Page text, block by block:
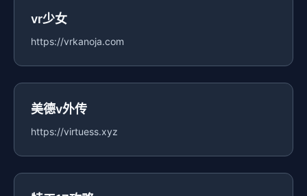
vr少女
https://vrkanoja.com
美德v外传
https://virtuess.xyz